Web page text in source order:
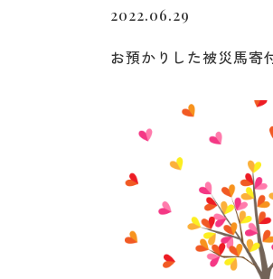
2022.06.29
お預かりした被災馬寄